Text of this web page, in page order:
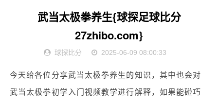
武当太极拳养生{球探足球比分
27zhibo.com}
球探比分 2025-06-09 08:00:33
今天给各位分享武当太极拳养生的知识，其中也会对
武当太极拳初学入门视频教学进行解释，如果能碰巧